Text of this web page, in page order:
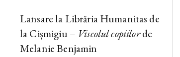
Lansare la Librăria Humanitas de
la Cișmigiu – Viscolul copiilorde
Melanie Benjamin